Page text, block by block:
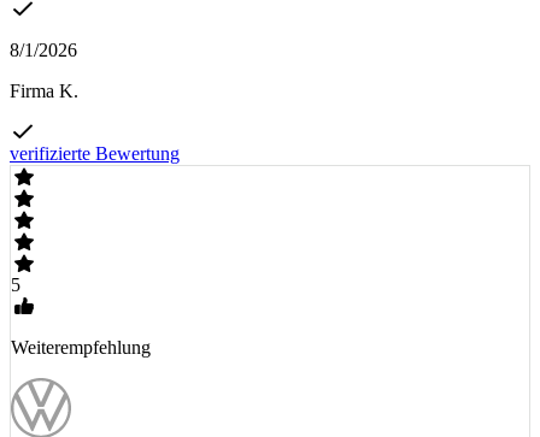
8/1/2026
Firma K.
verifizierte Bewertung
5
Weiterempfehlung